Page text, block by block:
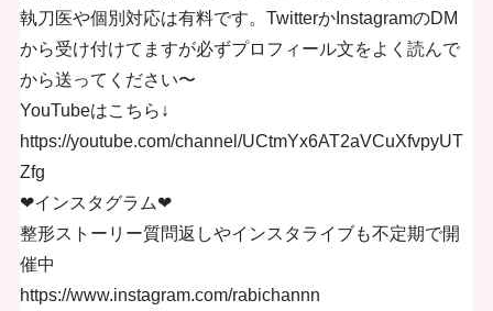
執刀医や個別対応は有料です。TwitterかInstagramのDM
から受け付けてますが必ずプロフィール文をよく読んで
から送ってください〜
YouTubeはこちら↓
https://youtube.com/channel/UCtmYx6AT2aVCuXfvpyUT
Zfg
❤︎インスタグラム❤︎
整形ストーリー質問返しやインスタライブも不定期で開
催中
https://www.instagram.com/rabichannn